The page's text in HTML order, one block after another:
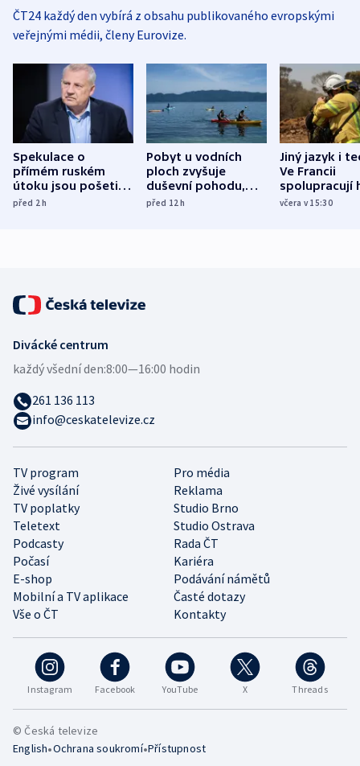
ČT24 každý den vybírá z obsahu publikovaného evropskými
veřejnými médii, členy Eurovize.
Spekulace o
přímém ruském
útoku jsou pošetilé,
míní estonský
před 2h
Pobyt u vodních
ploch zvyšuje
duševní pohodu,
ukázala
před 12h
Jiný jazyk i
Ve Francii
spolupracují
různých zemí
včera v 15:30
Instagram Facebook YouTube X Threads
TV program
Pro média
Živé vysílání
Reklama
TV poplatky
Studio Brno
Teletext
Studio Ostrava
Podcasty
Rada ČT
Počasí
Kariéra
E-shop
Podávání námětů
Mobilní a TV aplikace
Časté dotazy
Vše o ČT
Kontakty
Divácké centrum
každý všední den:8:00—16:00 hodin
261 136 113
info@ceskatelevize.cz
© Česká televize
English•Ochrana soukromí•Přístupnost